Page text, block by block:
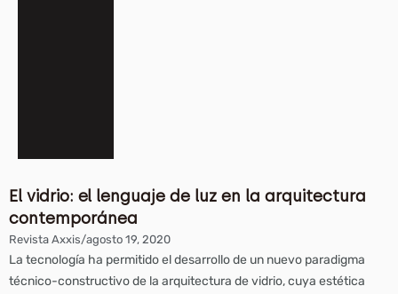
El vidrio: el lenguaje de luz en la arquitectura
contemporánea
Revista Axxis/agosto 19, 2020
La tecnología ha permitido el desarrollo de un nuevo paradigma
técnico-constructivo de la arquitectura de vidrio, cuya estética